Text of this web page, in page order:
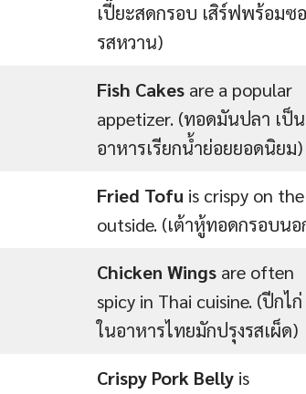
เปี๊ยะสดกรอบ เสิร์ฟพร้อมซ
รสหวาน)
Fish Cakes are a popular
appetizer. (ทอดมันปลา เป็น
อาหารเรียกน้ำย่อยยอดนิยม)
Fried Tofu is crispy on the
outside. (เต้าหู้ทอดกรอบน
Chicken Wings are often
spicy in Thai cuisine. (ปีกไก่
ในอาหารไทยมักปรุงรสเผ็ด)
Crispy Pork Belly is